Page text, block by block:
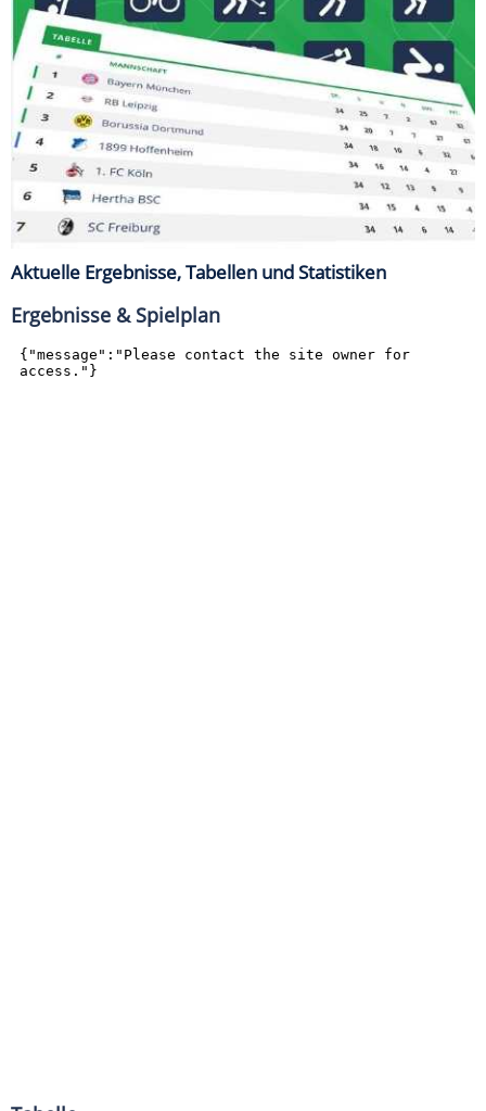
Aktuelle Ergebnisse, Tabellen und Statistiken
Ergebnisse & Spielplan